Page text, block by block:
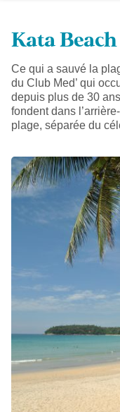
Kata
Ce qui a sauvé la
du Club Med’ qui
depuis plus de 30
fondent dans
plage, séparée du